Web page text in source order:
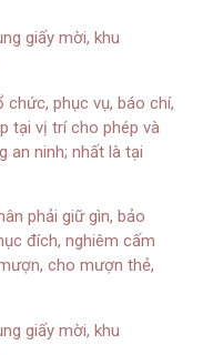
phục vụ, báo chí,
tại vị trí cho phép và
an ninh; nhất là tại
phải giữ gìn, bảo
đích, nghiêm cấm
cho mượn thẻ,